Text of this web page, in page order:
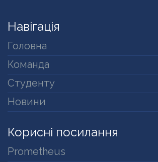
Навігація
Головна
Команда
Студенту
Новини
Корисні посилання
Prometheus